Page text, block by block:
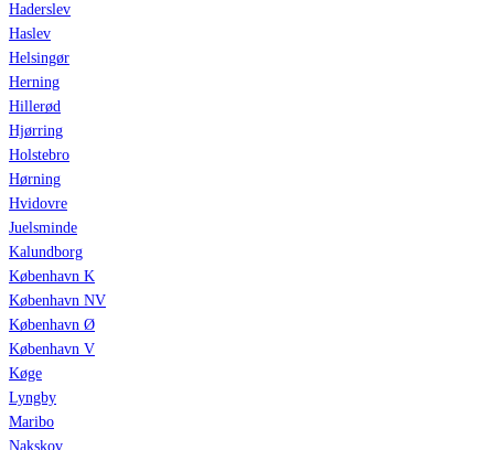
Haderslev
Haslev
Helsingør
Herning
Hillerød
Hjørring
Holstebro
Hørning
Hvidovre
Juelsminde
Kalundborg
København K
København NV
København Ø
København V
Køge
Lyngby
Maribo
Nakskov